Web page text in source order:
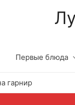
Первые блюда
гарнир